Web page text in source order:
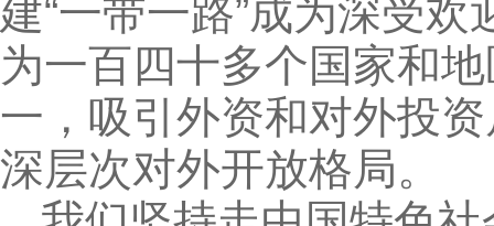
建“一带一路”成为深受
为一百四十多个国家和
一，吸引外资和对外投
深层次对外开放格局。